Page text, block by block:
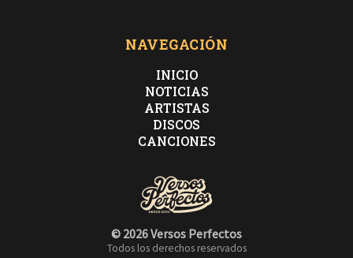
NAVEGACIÓN
INICIO
NOTICIAS
ARTISTAS
DISCOS
CANCIONES
© 2026 Versos Perfectos
Todos los derechos reservados